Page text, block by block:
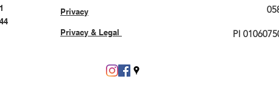
Privacy
Privacy & Legal PI